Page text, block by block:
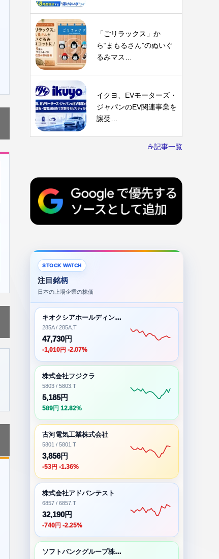
「ごリラックス」か
ら“まもるさん”のぬいぐ
るみマス…
イクヨ、EVモーターズ・
ジャパンのEV関連事業を
譲受…
☕記事一覧
STOCK WATCH
注目銘柄
日本の上場企業の株価
キオクシアホールディングス株式会社
285A / 285A.T
47,730円
-1,010円 -2.07%
株式会社フジクラ
5803 / 5803.T
5,185円
589円 12.82%
古河電気工業株式会社
5801 / 5801.T
3,856円
-53円 -1.36%
株式会社アドバンテスト
6857 / 6857.T
32,190円
-740円 -2.25%
ソフトバンクグループ株式会社